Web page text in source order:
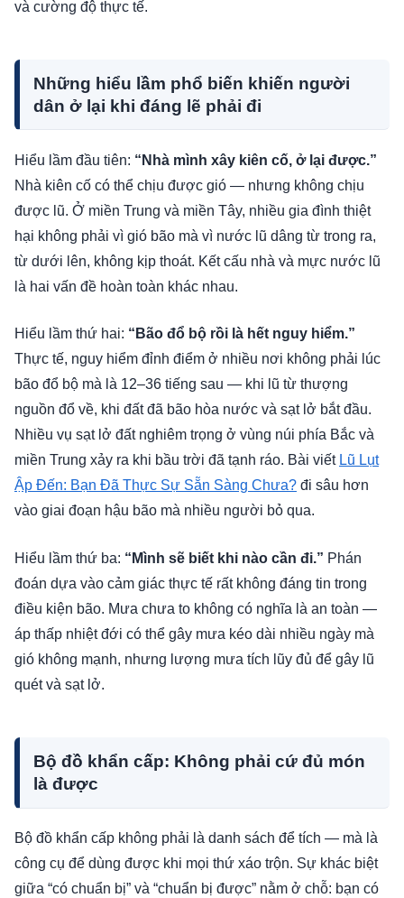
và cường độ thực tế.
Những hiểu lầm phổ biến khiến người
dân ở lại khi đáng lẽ phải đi
Hiểu lầm đầu tiên: “Nhà mình xây kiên cố, ở lại được.”
Nhà kiên cố có thể chịu được gió — nhưng không chịu
được lũ. Ở miền Trung và miền Tây, nhiều gia đình thiệt
hại không phải vì gió bão mà vì nước lũ dâng từ trong ra,
từ dưới lên, không kịp thoát. Kết cấu nhà và mực nước lũ
là hai vấn đề hoàn toàn khác nhau.
Hiểu lầm thứ hai: “Bão đổ bộ rồi là hết nguy hiểm.”
Thực tế, nguy hiểm đỉnh điểm ở nhiều nơi không phải lúc
bão đổ bộ mà là 12–36 tiếng sau — khi lũ từ thượng
nguồn đổ về, khi đất đã bão hòa nước và sạt lở bắt đầu.
Nhiều vụ sạt lở đất nghiêm trọng ở vùng núi phía Bắc và
miền Trung xảy ra khi bầu trời đã tạnh ráo. Bài viết Lũ Lụt
Ập Đến: Bạn Đã Thực Sự Sẵn Sàng Chưa? đi sâu hơn
vào giai đoạn hậu bão mà nhiều người bỏ qua.
Hiểu lầm thứ ba: “Mình sẽ biết khi nào cần đi.” Phán
đoán dựa vào cảm giác thực tế rất không đáng tin trong
điều kiện bão. Mưa chưa to không có nghĩa là an toàn —
áp thấp nhiệt đới có thể gây mưa kéo dài nhiều ngày mà
gió không mạnh, nhưng lượng mưa tích lũy đủ để gây lũ
quét và sạt lở.
Bộ đồ khẩn cấp: Không phải cứ đủ món
là được
Bộ đồ khẩn cấp không phải là danh sách để tích — mà là
công cụ để dùng được khi mọi thứ xáo trộn. Sự khác biệt
giữa “có chuẩn bị” và “chuẩn bị được” nằm ở chỗ: bạn có